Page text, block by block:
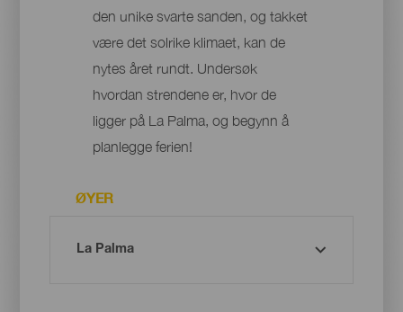
den unike svarte sanden, og takket
være det solrike klimaet, kan de
nytes året rundt. Undersøk
hvordan strendene er, hvor de
ligger på La Palma, og begynn å
planlegge ferien!
ØYER